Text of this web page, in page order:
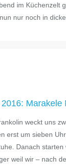
im Küchenzelt
nur noch in
Marakele
weckt uns
erst um sieben
Danach starten
weil wir – nach